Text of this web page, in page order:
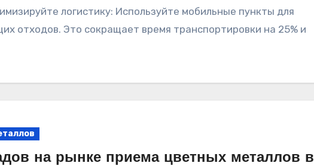
логистику: Используйте мобильные пункты для
отходов. Это сокращает время транспортировки на 25% и
на рынке приема цветных металлов в